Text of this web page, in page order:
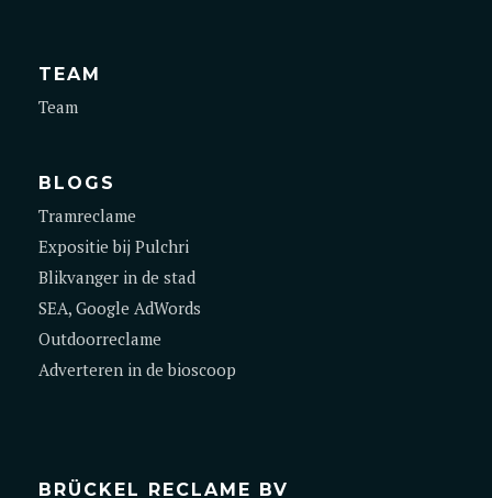
TEAM
Team
BLOGS
Tramreclame
Expositie bij Pulchri
Blikvanger in de stad
SEA, Google AdWords
Outdoorreclame
Adverteren in de bioscoop
BRÜCKEL RECLAME BV